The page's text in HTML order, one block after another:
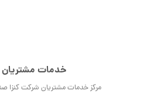
خدمات مشتریان
مرکز خدمات مشتریان شرکت کنزا